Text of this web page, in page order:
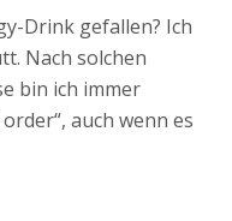
Drink gefallen? Ich
Nach solchen
bin ich immer
auch wenn es